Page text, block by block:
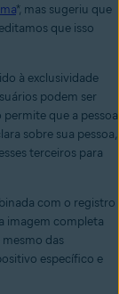
*, mas sugeriu que
que isso
à exclusividade
podem ser
que a pessoa
sobre sua pessoa,
terceiros para
com o registro
imagem completa
das
específico e